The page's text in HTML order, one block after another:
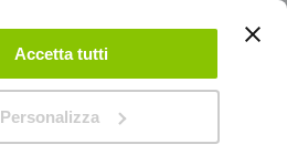
Accetta tutti
Personalizza
CREA UN ACCOUNT CONTATTACI